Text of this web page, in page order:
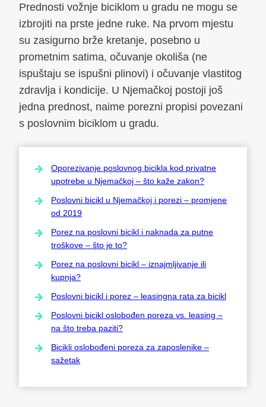
Prednosti vožnje biciklom u gradu ne mogu se
izbrojiti na prste jedne ruke. Na prvom mjestu
su zasigurno brže kretanje, posebno u
prometnim satima, očuvanje okoliša (ne
ispuštaju se ispušni plinovi) i očuvanje vlastitog
zdravlja i kondicije. U Njemačkoj postoji još
jedna prednost, naime porezni propisi povezani
s poslovnim biciklom u gradu.
Oporezivanje poslovnog bicikla kod privatne
upotrebe u Njemačkoj – što kaže zakon?
Poslovni bicikl u Njemačkoj i porezi – promjene
od 2019
Porez na poslovni bicikl i naknada za putne
troškove – što je to?
Porez na poslovni bicikl – iznajmljivanje ili
kupnja?
Poslovni bicikl i porez – leasingna rata za bicikl
Poslovni bicikl oslobođen poreza vs. leasing –
na što treba paziti?
Bicikli oslobođeni poreza za zaposlenike –
sažetak